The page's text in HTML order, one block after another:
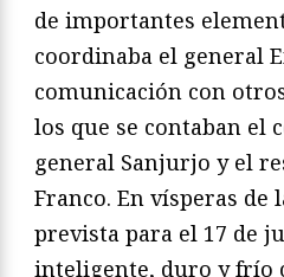
de importantes
coordinaba el general
comunicación con
los que se contaban el
general Sanjurjo y el
Franco. En vísperas de
prevista para el 17 de
inteligente, duro y frío